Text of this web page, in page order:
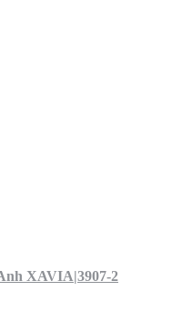
XAVIA|3907-2